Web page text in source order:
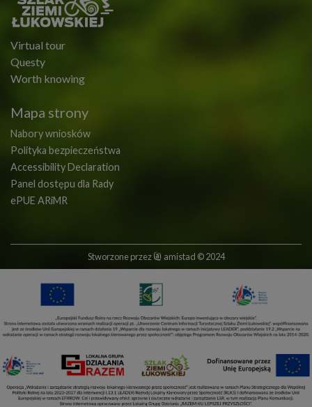
Virtual tour
Questy
Worth knowing
Mapa strony
Nabory wniosków
Polityka bezpieczeństwa
Accessibility Declaration
Panel dostępu dla Rady
ePUE ARiMR
Stworzone przez amistad © 2024